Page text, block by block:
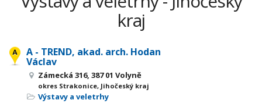
kraj
A - TREND, akad. arch. Hodan
Václav
Zámecká 316, 387 01 Volyně
okres Strakonice, Jihočeský kraj
Výstavy a veletrhy